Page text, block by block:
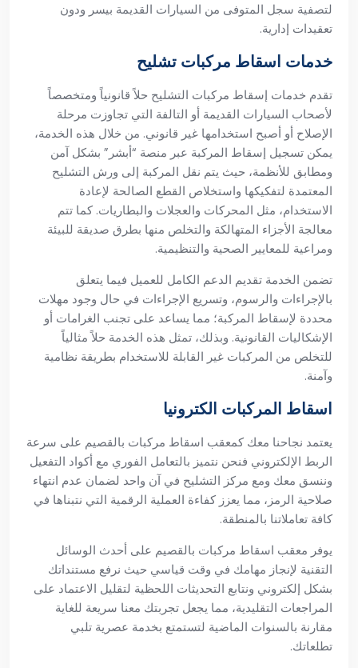
لتصفية سجل المتوفى من السيارات القديمة بيسر ودون
تعقيدات إدارية.
خدمات اسقاط مركبات تشليح
تقدم خدمات إسقاط مركبات التشليح حلاً قانونياً ومتخصصاً
لأصحاب السيارات القديمة أو التالفة التي تجاوزت مرحلة
الإصلاح أو أصبح استخدامها غير قانوني. من خلال هذه الخدمة،
يمكن تسجيل إسقاط المركبة عبر منصة “أبشر” بشكل آمن
ومطابق للأنظمة، حيث يتم نقل المركبة إلى ورش التشليح
المعتمدة لتفكيكها واستخلاص القطع الصالحة لإعادة
الاستخدام، مثل المحركات والعجلات والبطاريات. كما تتم
معالجة الأجزاء المتهالكة والتخلص منها بطرق صديقة للبيئة
ومراعية للمعايير الصحية والتنظيمية.
تضمن الخدمة تقديم الدعم الكامل للعميل فيما يتعلق
بالإجراءات والرسوم، وتسريع الإجراءات في حال وجود مهلات
محددة لإسقاط المركبة؛ مما يساعد على تجنب الغرامات أو
الإشكاليات القانونية. وبذلك، تمثل هذه الخدمة حلاً مثالياً
للتخلص من المركبات غير القابلة للاستخدام بطريقة نظامية
وآمنة.
اسقاط المركبات الكترونيا
يعتمد نجاحنا معك كمعقب اسقاط مركبات بالقصيم على سرعة
الربط الإلكتروني فنحن نتميز بالتعامل الفوري مع أكواد التفعيل
وننسق معك ومع مركز التشليح في آن واحد لضمان عدم انتهاء
صلاحية الرمز، مما يعزز كفاءة العملية الرقمية التي نتبناها في
كافة تعاملاتنا بالمنطقة.
يوفر معقب اسقاط مركبات بالقصيم على أحدث الوسائل
التقنية لإنجاز مهامك في وقت قياسي حيث نرفع مستنداتك
بشكل إلكتروني ونتابع التحديثات اللحظية لتقليل الاعتماد على
المراجعات التقليدية، مما يجعل تجربتك معنا سريعة للغاية
مقارنة بالسنوات الماضية لتستمتع بخدمة عصرية تلبي
تطلعاتك.